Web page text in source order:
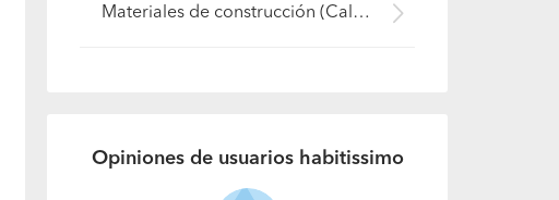
Materiales de construcción (Calbuco)
Opiniones de usuarios habitissimo